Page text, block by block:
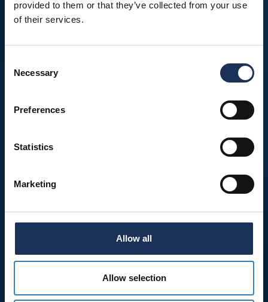
provided to them or that they’ve collected from your use
of their services.
Selection
Necessary
Preferences
Statistics
Marketing
Allow all
Allow selection